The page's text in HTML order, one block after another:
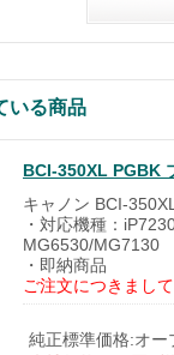
いる商品
BCI-350XL PGBK
キャノン BCI-
・対応機種：
MG6530/MG7130
・即納商品
ご注文につきまし
純正標準価格:オー